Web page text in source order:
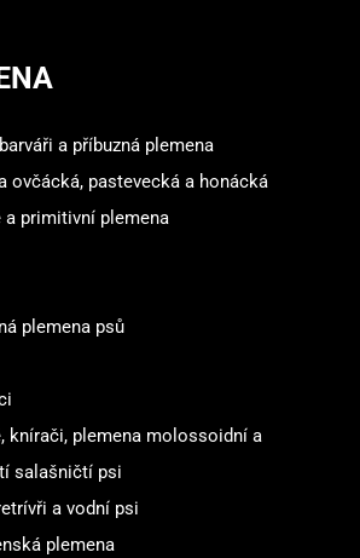
a příbuzná plemena
ovčácká, pastevecká a honácká
a primitivní plemena
plemena psů
knírači, plemena molossoidní a
salašničtí psi
a vodní psi
plemena